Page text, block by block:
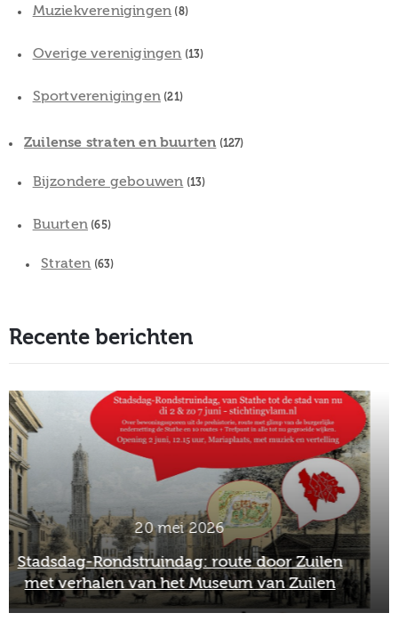
Muziekverenigingen (8)
Overige verenigingen (13)
Sportverenigingen (21)
Zuilense straten en buurten (127)
Bijzondere gebouwen (13)
Buurten (65)
Straten (63)
Recente berichten
2 maart 2026
Officieel afscheid Wim van Scharenburg als
directeur van het Museum van Zuilen